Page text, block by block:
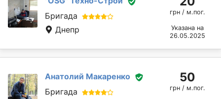
Бригада
Днепр
грн / м.пог.
Указана на
26.05.2025
Анатолий Макаренко
Бригада
50
грн / м.пог.